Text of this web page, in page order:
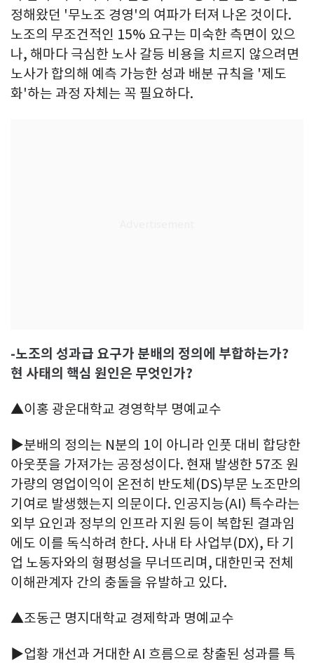
정해왔던 '무노조 경영'의 여파가 터져 나온 것이다.
노조의 무조건적인 15% 요구는 미숙한 측면이 있으
나, 해마다 극심한 노사 갈등 비용을 치르지 않으려면
노사가 합의해 예측 가능한 성과 배분 규칙을 '제도
화'하는 과정 자체는 꼭 필요하다.
-노조의 성과급 요구가 분배의 정의에 부합하는가?
현 사태의 핵심 원인은 무엇인가?
▲이홍 광운대학교 경영학부 명예교수
▶분배의 정의는 N분의 1이 아니라 인풋 대비 합당한
아웃풋을 가져가는 공정성이다. 현재 발생한 57조 원
가량의 영업이익이 온전히 반도체(DS)부문 노조만의
기여로 발생했는지 의문이다. 인공지능(AI) 특수라는
외부 요인과 정부의 인프라 지원 등이 복합된 결과임
에도 이를 독식하려 한다. 사내 타 사업부(DX), 타 기
업 노동자와의 형평성을 무너뜨리며, 대한민국 전체
이해관계자 간의 충돌을 유발하고 있다.
▲조동근 명지대학교 경제학과 명예교수
▶업황 개선과 거대한 AI 흐름으로 창출된 성과를 특